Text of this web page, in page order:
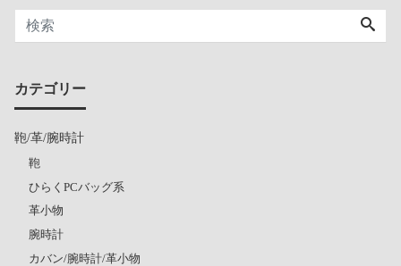
カテゴリー
鞄/革/腕時計
鞄
ひらくPCバッグ系
革小物
腕時計
カバン/腕時計/革小物